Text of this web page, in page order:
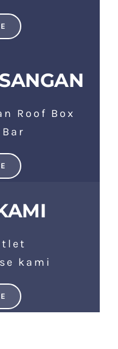
Roof Box
kami